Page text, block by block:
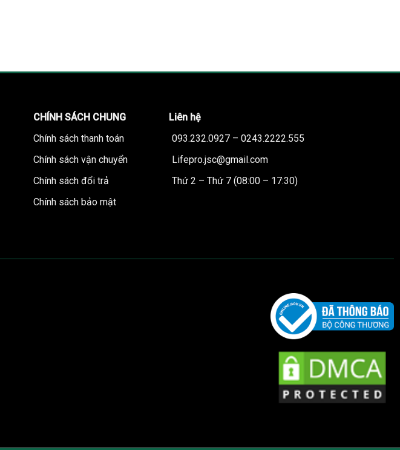
CHÍNH SÁCH CHUNG
Chính sách thanh toán
Chính sách vận chuyển
Chính sách đổi trả
Chính sách bảo mật
Liên hệ
093.232.0927 – 0243.2222.555
Lifepro.jsc@gmail.com
Thứ 2 – Thứ 7 (08:00 – 17:30)